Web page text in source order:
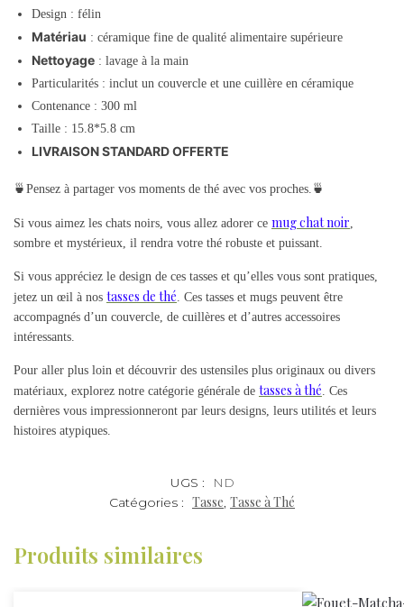
Design : félin
Matériau : céramique fine de qualité alimentaire supérieure
Nettoyage : lavage à la main
Particularités : inclut un couvercle et une cuillère en céramique
Contenance : 300 ml
Taille : 15.8*5.8 cm
LIVRAISON STANDARD OFFERTE
🍵Pensez à partager vos moments de thé avec vos proches.🍵
Si vous aimez les chats noirs, vous allez adorer ce mug chat noir,
sombre et mystérieux, il rendra votre thé robuste et puissant.
Si vous appréciez le design de ces tasses et qu’elles vous sont pratiques,
jetez un œil à nos tasses de thé. Ces tasses et mugs peuvent être
accompagnés d’un couvercle, de cuillères et d’autres accessoires
intéressants.
Pour aller plus loin et découvrir des ustensiles plus originaux ou divers
matériaux, explorez notre catégorie générale de tasses à thé. Ces
dernières vous impressionneront par leurs designs, leurs utilités et leurs
histoires atypiques.
UGS :
ND
Catégories : Tasse, Tasse à Thé
Produits similaires